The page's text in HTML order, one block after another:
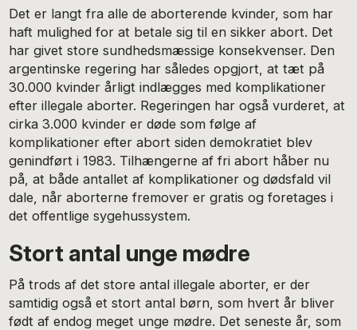
Det er langt fra alle de aborterende kvinder, som har
haft mulighed for at betale sig til en sikker abort. Det
har givet store sundhedsmæssige konsekvenser. Den
argentinske regering har således opgjort, at tæt på
30.000 kvinder årligt indlægges med komplikationer
efter illegale aborter. Regeringen har også vurderet, at
cirka 3.000 kvinder er døde som følge af
komplikationer efter abort siden demokratiet blev
genindført i 1983. Tilhængerne af fri abort håber nu
på, at både antallet af komplikationer og dødsfald vil
dale, når aborterne fremover er gratis og foretages i
det offentlige sygehussystem.
Stort antal unge mødre
På trods af det store antal illegale aborter, er der
samtidig også et stort antal børn, som hvert år bliver
født af endog meget unge mødre. Det seneste år, som